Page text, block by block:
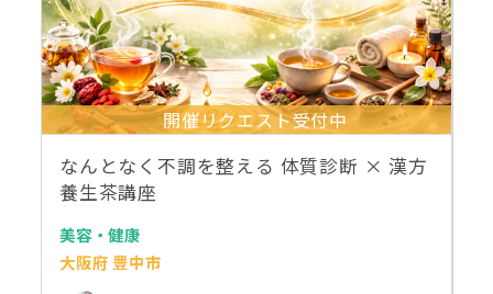
開催リクエスト受付中
なんとなく不調を整える 体質診断 × 漢方
養生茶講座
美容・健康
大阪府 豊中市